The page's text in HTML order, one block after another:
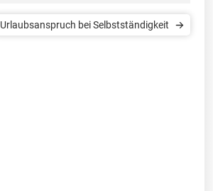
Urlaubsanspruch bei Selbstständigkeit